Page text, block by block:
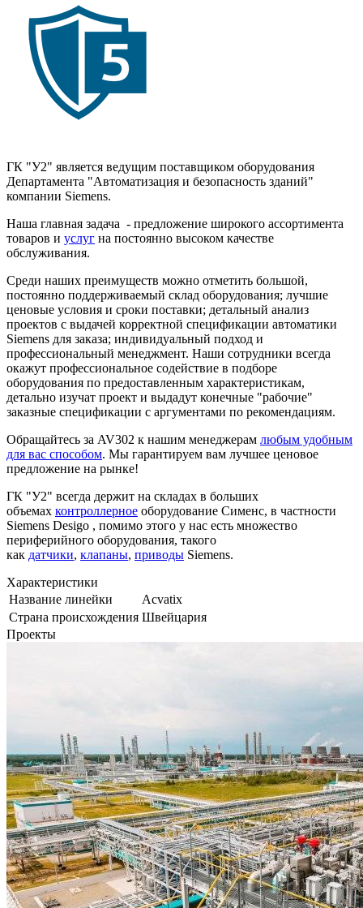
ГК "У2" является ведущим поставщиком оборудования
Департамента "Автоматизация и безопасность зданий"
компании Siemens.
Наша главная задача - предложение широкого ассортимента
товаров и услуг на постоянно высоком качестве
обслуживания.
Среди наших преимуществ можно отметить большой,
постоянно поддерживаемый склад оборудования; лучшие
ценовые условия и сроки поставки; детальный анализ
проектов с выдачей корректной спецификации автоматики
Siemens для заказа; индивидуальный подход и
профессиональный менеджмент. Наши сотрудники всегда
окажут профессиональное содействие в подборе
оборудования по предоставленным характеристикам,
детально изучат проект и выдадут конечные "рабочие"
заказные спецификации с аргументами по рекомендациям.
Обращайтесь за AV302 к нашим менеджерам любым удобным
для вас способом. Мы гарантируем вам лучшее ценовое
предложение на рынке!
ГК "У2" всегда держит на складах в больших
объемах контроллерное оборудование Сименс, в частности
Siemens Desigo , помимо этого у нас есть множество
периферийного оборудования, такого
как датчики, клапаны, приводы Siemens.
Характеристики
Название линейки
Acvatix
Страна происхождения Швейцария
Проекты